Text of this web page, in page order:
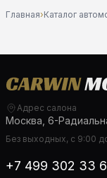
Главная›Каталог
Адрес салона
Москва, 6-
Без выходных, с 9:00
+7 499 302 33